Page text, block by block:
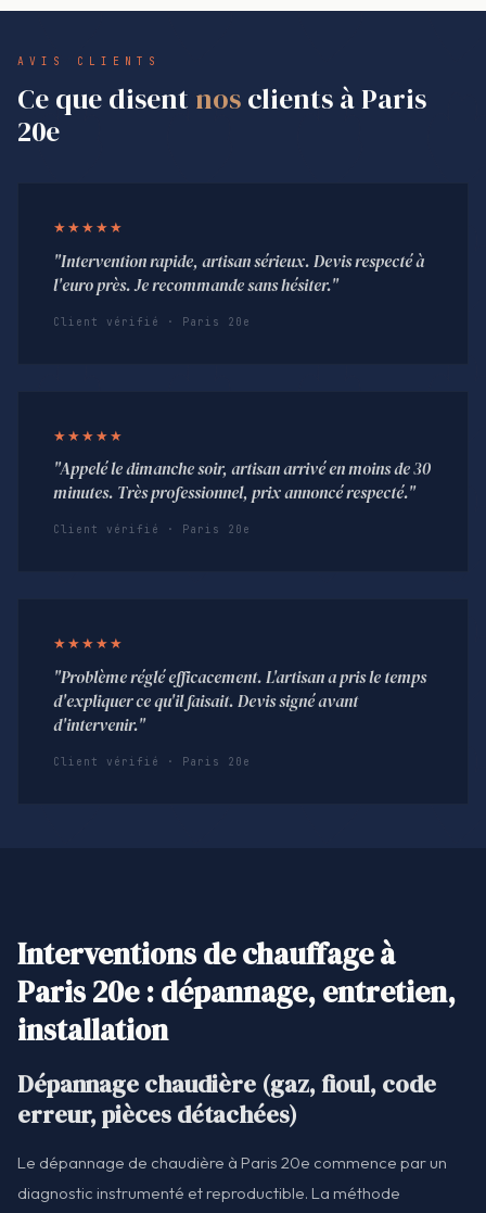
AVIS CLIENTS
Ce que disent nosclients à Paris
20e
★★★★★
"Intervention rapide, artisan sérieux. Devis respecté à
l'euro près. Je recommande sans hésiter."
Client vérifié · Paris 20e
★★★★★
"Appelé le dimanche soir, artisan arrivé en moins de 30
minutes. Très professionnel, prix annoncé respecté."
Client vérifié · Paris 20e
★★★★★
"Problème réglé efficacement. L'artisan a pris le temps
d'expliquer ce qu'il faisait. Devis signé avant
d'intervenir."
Client vérifié · Paris 20e
Interventions de chauffage à
Paris 20e : dépannage, entretien,
installation
Dépannage chaudière (gaz, fioul, code
erreur, pièces détachées)
Le dépannage de chaudière à Paris 20e commence par un
diagnostic instrumenté et reproductible. La méthode